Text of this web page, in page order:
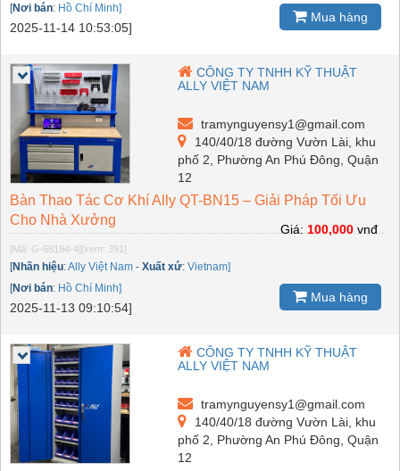
[Nơi bán: Hồ Chí Minh]
2025-11-14 10:53:05]
Mua hàng
CÔNG TY TNHH KỸ THUẬT
ALLY VIỆT NAM
tramynguyensy1@gmail.com
140/40/18 đường Vườn Lài, khu
phố 2, Phường An Phú Đông, Quận
12
Bàn Thao Tác Cơ Khí Ally QT-BN15 – Giải Pháp Tối Ưu
Cho Nhà Xưởng
[Mã: G-68194-4][xem: 391]
[Nhãn hiệu:Ally Việt Nam - Xuất xứ: Vietnam]
[Nơi bán: Hồ Chí Minh]
2025-11-13 09:10:54]
Giá: 100,000 vnđ
Mua hàng
CÔNG TY TNHH KỸ THUẬT
ALLY VIỆT NAM
tramynguyensy1@gmail.com
140/40/18 đường Vườn Lài, khu
phố 2, Phường An Phú Đông, Quận
12